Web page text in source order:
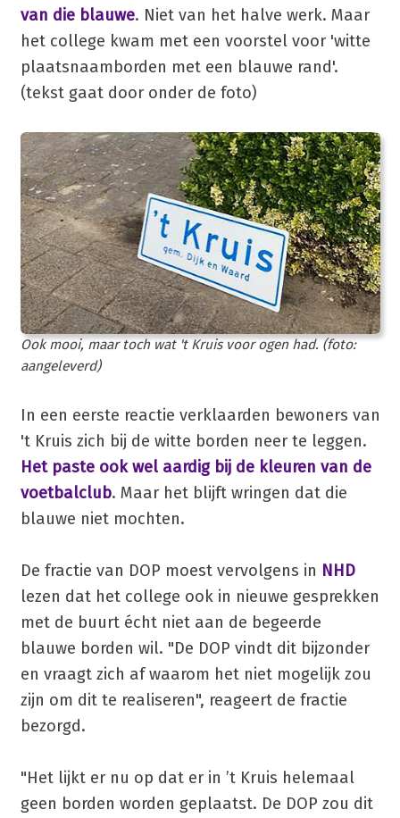
van die blauwe. Niet van het halve werk. Maar
het college kwam met een voorstel voor 'witte
plaatsnaamborden met een blauwe rand'.
(tekst gaat door onder de foto)
Ook mooi, maar toch wat 't Kruis voor ogen had. (foto:
aangeleverd)
In een eerste reactie verklaarden bewoners van
't Kruis zich bij de witte borden neer te leggen.
Het paste ook wel aardig bij de kleuren van de
voetbalclub. Maar het blijft wringen dat die
blauwe niet mochten.
De fractie van DOP moest vervolgens in NHD
lezen dat het college ook in nieuwe gesprekken
met de buurt écht niet aan de begeerde
blauwe borden wil. "De DOP vindt dit bijzonder
en vraagt zich af waarom het niet mogelijk zou
zijn om dit te realiseren", reageert de fractie
bezorgd.
"Het lijkt er nu op dat er in ’t Kruis helemaal
geen borden worden geplaatst. De DOP zou dit